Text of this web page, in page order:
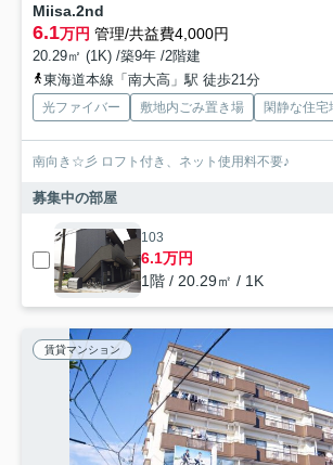
Miisa.2nd
6.1万円 管理/共益費4,000円
20.29㎡ (1K) /築9年 /2階建
東海道本線「南大高」駅 徒歩21分
光ファイバー 敷地内ごみ置き場 閑静な住宅
南向き☆彡 ロフト付き、ネット使用料不要♪
募集中の部屋
103
6.1万円
1階 / 20.29㎡ / 1K
賃貸マンション